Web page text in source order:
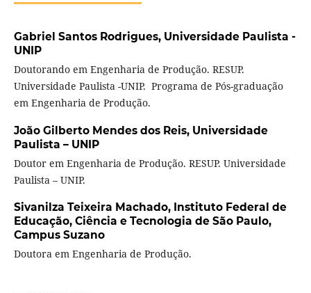
Gabriel Santos Rodrigues, Universidade Paulista -
UNIP
Doutorando em Engenharia de Produção. RESUP.
Universidade Paulista -UNIP. Programa de Pós-graduação
em Engenharia de Produção.
João Gilberto Mendes dos Reis, Universidade
Paulista – UNIP
Doutor em Engenharia de Produção. RESUP. Universidade
Paulista – UNIP.
Sivanilza Teixeira Machado, Instituto Federal de
Educação, Ciência e Tecnologia de São Paulo,
Campus Suzano
Doutora em Engenharia de Produção.